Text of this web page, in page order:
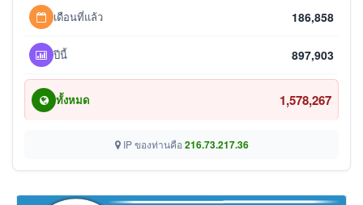
เดือนที่แล้ว 186,858
ปีนี้ 897,903
ทั้งหมด 1,578,267
IP ของท่านคือ 216.73.217.36